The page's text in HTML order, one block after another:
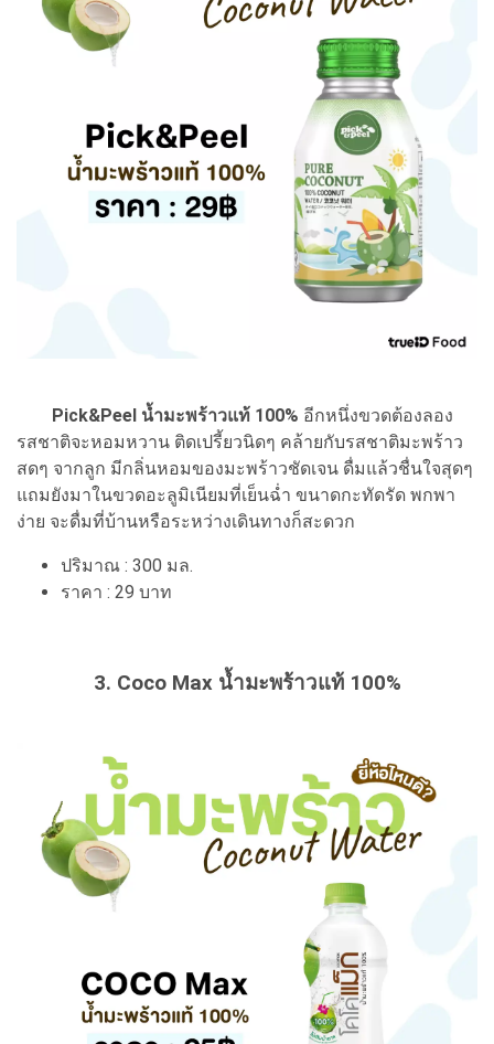
Pick&Peel น้ำมะพร้าวแท้ 100% อีกหนึ่งขวดต้องลอง
รสชาติจะหอมหวาน ติดเปรี้ยวนิดๆ คล้ายกับรสชาติมะพร้าว
สดๆ จากลูก มีกลิ่นหอมของมะพร้าวชัดเจน ดื่มแล้วชื่นใจสุดๆ
แถมยังมาในขวดอะลูมิเนียมที่เย็นฉ่ำ ขนาดกะทัดรัด พกพา
ง่าย จะดื่มที่บ้านหรือระหว่างเดินทางก็สะดวก
ปริมาณ : 300 มล.
ราคา : 29 บาท
3. Coco Max น้ำมะพร้าวแท้ 100%